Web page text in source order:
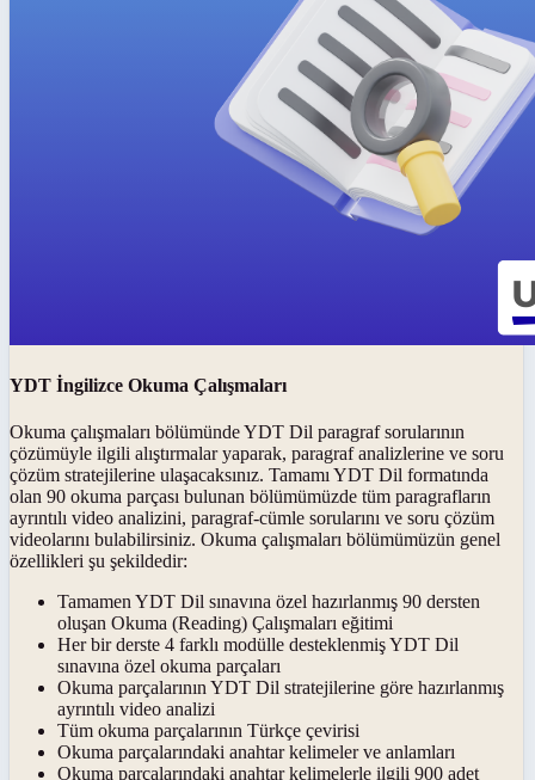
YDT İngilizce Okuma Çalışmaları
Okuma çalışmaları bölümünde YDT Dil paragraf sorularının
çözümüyle ilgili alıştırmalar yaparak, paragraf analizlerine ve soru
çözüm stratejilerine ulaşacaksınız. Tamamı YDT Dil formatında
olan 90 okuma parçası bulunan bölümümüzde tüm paragrafların
ayrıntılı video analizini, paragraf-cümle sorularını ve soru çözüm
videolarını bulabilirsiniz. Okuma çalışmaları bölümümüzün genel
özellikleri şu şekildedir:
Tamamen YDT Dil sınavına özel hazırlanmış 90 dersten
oluşan Okuma (Reading) Çalışmaları eğitimi
Her bir derste 4 farklı modülle desteklenmiş YDT Dil
sınavına özel okuma parçaları
Okuma parçalarının YDT Dil stratejilerine göre hazırlanmış
ayrıntılı video analizi
Tüm okuma parçalarının Türkçe çevirisi
Okuma parçalarındaki anahtar kelimeler ve anlamları
Okuma parçalarındaki anahtar kelimelerle ilgili 900 adet